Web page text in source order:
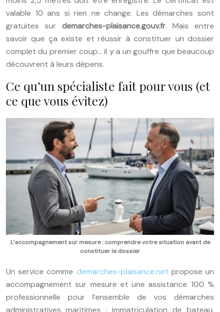
valable 10 ans si rien ne change. Les démarches sont
gratuites sur demarches-plaisance.gouv.fr. Mais entre
savoir que ça existe et réussir à constituer un dossier
complet du premier coup… il y a un gouffre que beaucoup
découvrent à leurs dépens.
Ce qu’un spécialiste fait pour vous (et
ce que vous évitez)
L’accompagnement sur mesure : comprendre votre situation avant de
constituer le dossier
Un service comme demarches-plaisance.net propose un
accompagnement sur mesure et une assistance 100 %
professionnelle pour l’ensemble de vos démarches